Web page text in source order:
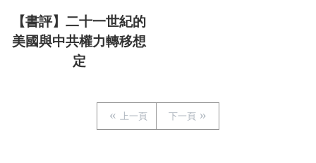
【書評】二十一世紀的
美國與中共權力轉移想
定
上一頁 下一頁